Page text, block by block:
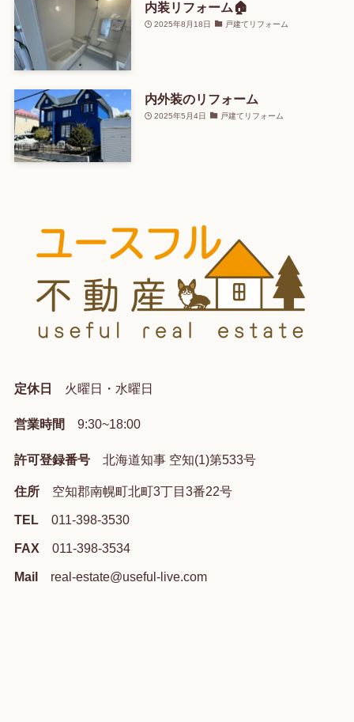
内装リフォーム🏠
2025年8月18日 戸建てリフォーム
内外装のリフォーム
2025年5月4日 戸建てリフォーム
定休日 火曜日・水曜日
営業時間 9:30~18:00
許可登録番号 北海道知事 空知(1)第533号
住所空知郡南幌町北町3丁目3番22号
TEL011-398-3530
FAX011-398-3534
Mail real-estate@useful-live.com